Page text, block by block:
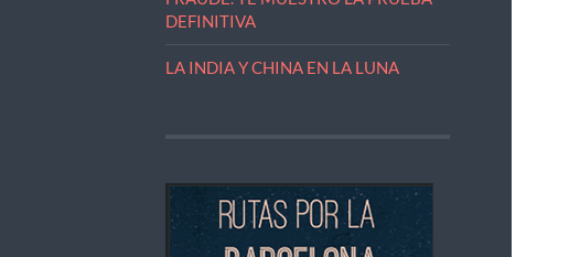
DEFINITIVA
LA INDIA Y CHINA EN LA LUNA